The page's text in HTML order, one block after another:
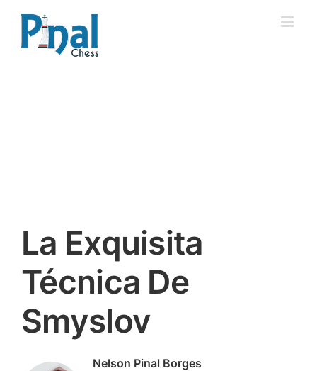
contenido
La Exquisita
Técnica De
Smyslov
Nelson Pinal Borges